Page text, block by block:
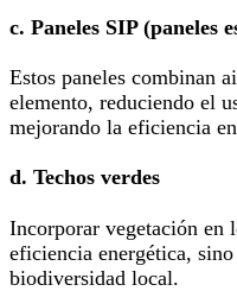
c. Paneles SIP (paneles
Estos paneles combinan
elemento, reduciendo el
mejorando la eficiencia
d. Techos verdes
Incorporar vegetación en
eficiencia energética,
biodiversidad local.